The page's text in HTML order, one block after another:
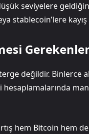
seviyelere
stablecoin’lere
değildir.
hem Bitcoin hem